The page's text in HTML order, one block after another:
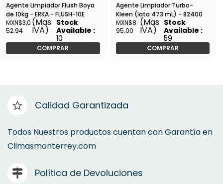
Agente Limpiador Flush Boya
de 10kg - ERKA - FLUSH-10E
MXN$3,0
52.94
(Mas
IVA)
Stock
Available :
10
COMPRAR
Agente Limpiador Turbo-
Kleen (lata 473 mL) - 82400
MXN$8
95.00
(Mas
IVA)
Stock
Available :
59
COMPRAR
Calidad Garantizada
Todos Nuestros productos cuentan con Garantía en
Climasmonterrey.com
Política de Devoluciones